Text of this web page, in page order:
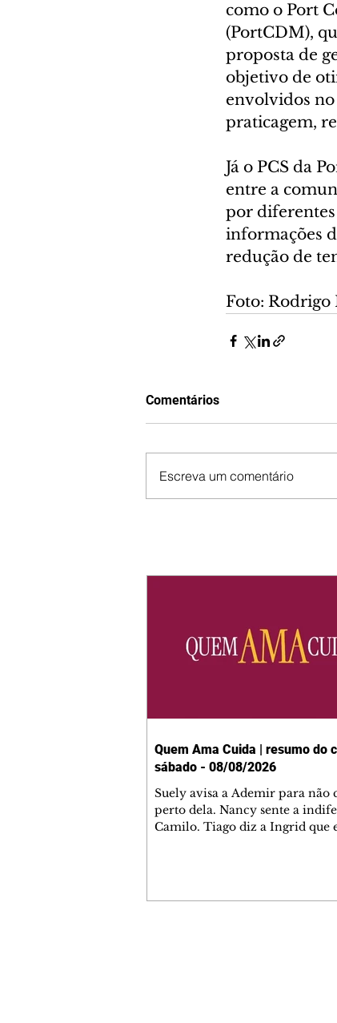
como o Port
(PortCDM),
proposta de
objetivo de
envolvidos no
praticagem,
Já o PCS da
entre a
por diferentes
informações
redução de
Foto:
Comentários
Escreva um comentário
Quem Ama Cuida | resumo do
sábado - 08/08/2026
Suely avisa a Ademir para não
perto dela. Nancy sente a
Camilo. Tiago diz a Ingrid que
que está feliz trabalhando no